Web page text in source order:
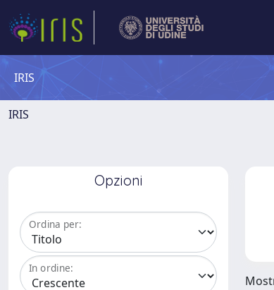
IRIS
IRIS
Opzioni
Ordina per:
In ordine: